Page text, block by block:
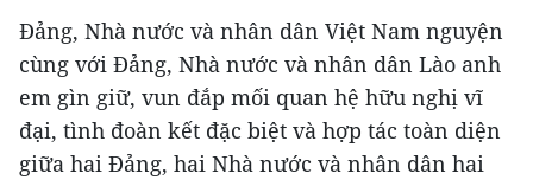
Đảng, Nhà nước và nhân dân Việt Nam nguyện
cùng với Đảng, Nhà nước và nhân dân Lào anh
em gìn giữ, vun đắp mối quan hệ hữu nghị vĩ
đại, tình đoàn kết đặc biệt và hợp tác toàn diện
giữa hai Đảng, hai Nhà nước và nhân dân hai